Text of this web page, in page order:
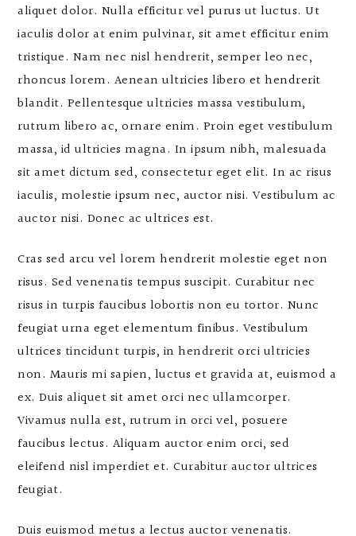
aliquet dolor. Nulla efficitur vel purus ut luctus. Ut
iaculis dolor at enim pulvinar, sit amet efficitur enim
tristique. Nam nec nisl hendrerit, semper leo nec,
rhoncus lorem. Aenean ultricies libero et hendrerit
blandit. Pellentesque ultricies massa vestibulum,
rutrum libero ac, ornare enim. Proin eget vestibulum
massa, id ultricies magna. In ipsum nibh, malesuada
sit amet dictum sed, consectetur eget elit. In ac risus
iaculis, molestie ipsum nec, auctor nisi. Vestibulum ac
auctor nisi. Donec ac ultrices est.
Cras sed arcu vel lorem hendrerit molestie eget non
risus. Sed venenatis tempus suscipit. Curabitur nec
risus in turpis faucibus lobortis non eu tortor. Nunc
feugiat urna eget elementum finibus. Vestibulum
ultrices tincidunt turpis, in hendrerit orci ultricies
non. Mauris mi sapien, luctus et gravida at, euismod a
ex. Duis aliquet sit amet orci nec ullamcorper.
Vivamus nulla est, rutrum in orci vel, posuere
faucibus lectus. Aliquam auctor enim orci, sed
eleifend nisl imperdiet et. Curabitur auctor ultrices
feugiat.
Duis euismod metus a lectus auctor venenatis.